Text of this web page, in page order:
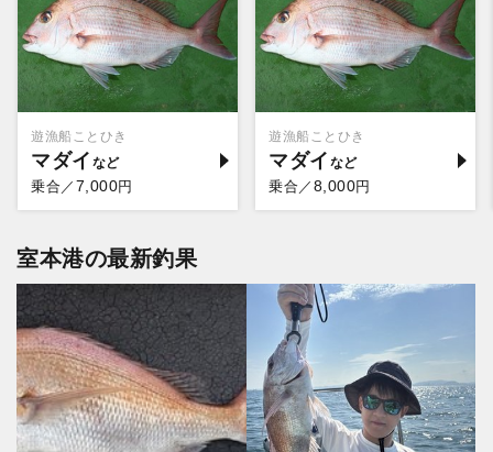
遊漁船ことひき
マダイ
乗合／ 7,000円
遊漁船ことひき
マダイ
乗合／ 8,000円
室本港の最新釣果